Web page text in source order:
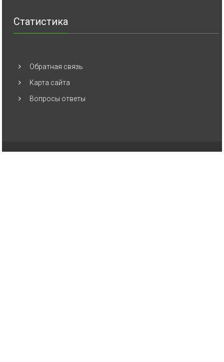
Статистика
Обратная связь
Карта сайта
Вопросы ответы